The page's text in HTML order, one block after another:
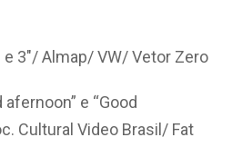
3″/ Almap/ VW/ Vetor Zero
afernoon” e “Good
Cultural Video Brasil/ Fat